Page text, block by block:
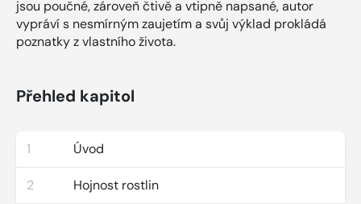
jsou poučné, zároveň čtivě a vtipně napsané, autor
vypráví s nesmírným zaujetím a svůj výklad prokládá
poznatky z vlastního života.
Přehled kapitol
1 Úvod
2 Hojnost rostlin